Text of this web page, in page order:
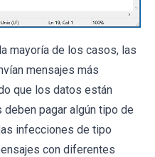
mayoría de los casos, las
mensajes más
que los datos están
pagar algún tipo de
infecciones de tipo
con diferentes